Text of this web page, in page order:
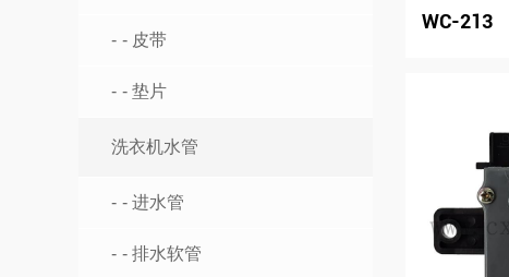
- 皮带
- 垫片
洗衣机水管
- 进水管
- 排水软管
WC-213